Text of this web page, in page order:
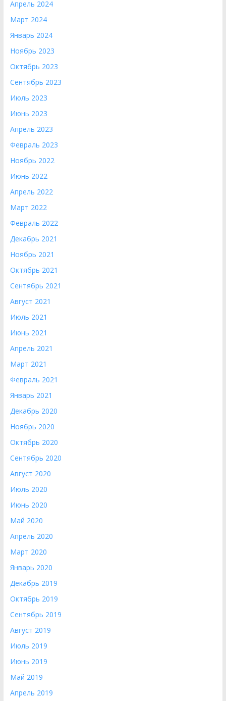
Апрель 2024
Март 2024
Январь 2024
Ноябрь 2023
Октябрь 2023
Сентябрь 2023
Июль 2023
Июнь 2023
Апрель 2023
Февраль 2023
Ноябрь 2022
Июнь 2022
Апрель 2022
Март 2022
Февраль 2022
Декабрь 2021
Ноябрь 2021
Октябрь 2021
Сентябрь 2021
Август 2021
Июль 2021
Июнь 2021
Апрель 2021
Март 2021
Февраль 2021
Январь 2021
Декабрь 2020
Ноябрь 2020
Октябрь 2020
Сентябрь 2020
Август 2020
Июль 2020
Июнь 2020
Май 2020
Апрель 2020
Март 2020
Январь 2020
Декабрь 2019
Октябрь 2019
Сентябрь 2019
Август 2019
Июль 2019
Июнь 2019
Май 2019
Апрель 2019